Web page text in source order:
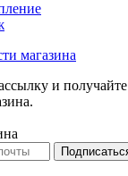
магазина
и